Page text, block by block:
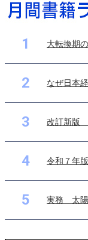
1 大転換期
2 なぜ日本
3 改訂新版
4 令和７年
5 実務 太陽